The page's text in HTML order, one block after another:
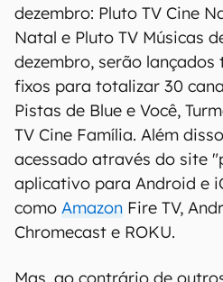
dezembro: Pluto TV Cine
Natal e Pluto TV Músicas
dezembro, serão lançados
fixos para totalizar 30
Pistas de Blue e Você,
TV Cine Família. Além
acessado através do site
aplicativo para Android e
como Amazon Fire TV,
Chromecast e ROKU.